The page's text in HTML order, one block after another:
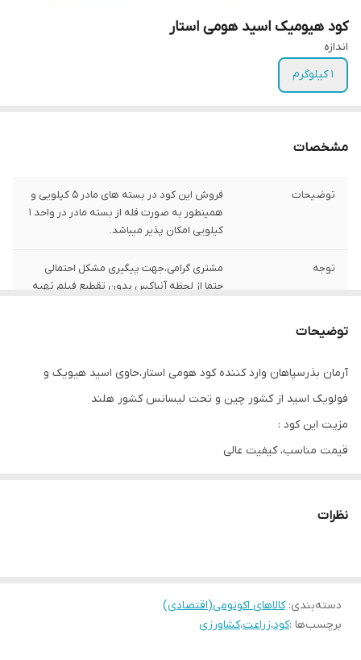
کود هیومیک اسید هومی استار
اندازه
1 کیلوگرم
مشخصات
توضیحات
فروش این کود در بسته های مادر 5 کیلویی و
همینطور به صورت فله از بسته مادر در واحد 1
کیلویی امکان پذیر میباشد.
توجه
مشتری گرامی،جهت پیگیری مشکل احتمالی
حتما از لحظه آنباکس بدون تقطیع فیلم تهیه
توضیحات
آرمان بذرسپاهان وارد کننده کود هومی استار،حاوی اسید هیویک و
فولویک اسید از کشور چین و تحت لیسانس کشور هلند
مزیت این کود :
قیمت مناسب، کیفیت عالی
نظرات
دسته‌بندی:کالاهای اکونومی(اقتصادی)
برچسب‌ها :کود،زراعت،کشاورزی